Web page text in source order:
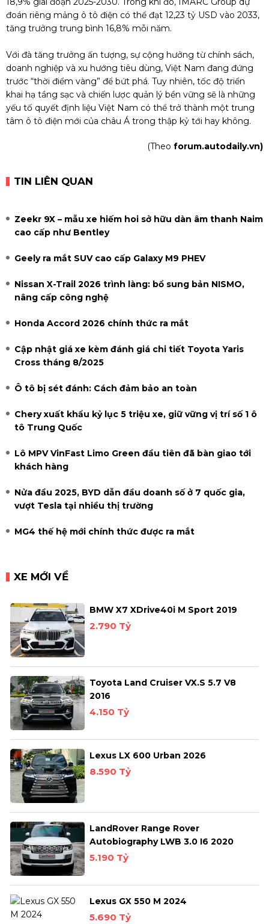
đoán riêng mảng ô tô điện có thể đạt 12,23 tỷ USD vào 2033,
tăng trưởng trung bình 16,8% mỗi năm.
Với đà tăng trưởng ấn tượng, sự cộng hưởng từ chính sách,
doanh nghiệp và xu hướng tiêu dùng, Việt Nam đang đứng
trước “thời điểm vàng” để bứt phá. Tuy nhiên, tốc độ triển
khai hạ tầng sạc và chiến lược quản lý bền vững sẽ là những
yếu tố quyết định liệu Việt Nam có thể trở thành một trung
tâm ô tô điện mới của châu Á trong thập kỷ tới hay không.
(Theo forum.autodaily.vn)
TIN LIÊN QUAN
Zeekr 9X – mẫu xe hiếm hoi sở hữu dàn âm thanh Naim
cao cấp như Bentley
Geely ra mắt SUV cao cấp Galaxy M9 PHEV
Nissan X-Trail 2026 trình làng: bổ sung bản NISMO,
nâng cấp công nghệ
Honda Accord 2026 chính thức ra mắt
Cập nhật giá xe kèm đánh giá chi tiết Toyota Yaris
Cross tháng 8/2025
Ô tô bị sét đánh: Cách đảm bảo an toàn
Chery xuất khẩu kỷ lục 5 triệu xe, giữ vững vị trí số 1 ô
tô Trung Quốc
Lô MPV VinFast Limo Green đầu tiên đã bàn giao tới
khách hàng
Nửa đầu 2025, BYD dẫn đầu doanh số ở 7 quốc gia,
vượt Tesla tại nhiều thị trường
MG4 thế hệ mới chính thức được ra mắt
XE MỚI VỀ
BMW X7 XDrive40i M Sport 2019
2.790 Tỷ
Toyota Land Cruiser VX.S 5.7 V8
2016
4.150 Tỷ
Lexus LX 600 Urban 2026
8.590 Tỷ
LandRover Range Rover
Autobiography LWB 3.0 I6 2020
5.190 Tỷ
Lexus GX 550 M 2024
5.690 Tỷ